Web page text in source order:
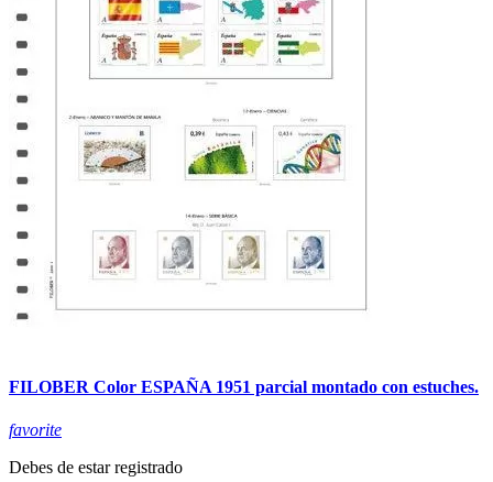
FILOBER Color ESPAÑA 1951 parcial montado con estuches.
favorite
Debes de estar registrado